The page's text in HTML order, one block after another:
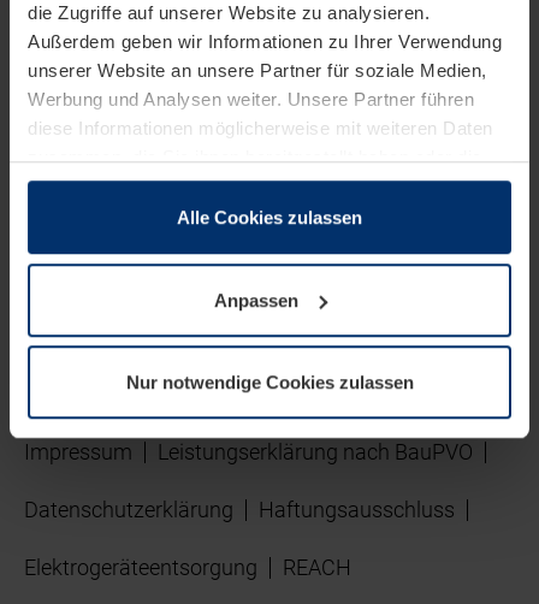
die Zugriffe auf unserer Website zu analysieren.
Außerdem geben wir Informationen zu Ihrer Verwendung
unserer Website an unsere Partner für soziale Medien,
Werbung und Analysen weiter. Unsere Partner führen
diese Informationen möglicherweise mit weiteren Daten
zusammen, die Sie ihnen bereitgestellt haben oder die
sie im Rahmen Ihrer Nutzung der Dienste gesammelt
wenn diese für den Betrieb dieser Seite unbedingt
notwendig sind. Für alle anderen Cookie-Typen benötigen
wir Ihre Erlaubnis. Ihre Einwilligung können Sie jederzeit
Datenschutzerklärungunserer Website ändern oder
widerrufen.
Alle Cookies zulassen
Anpassen
Nur notwendige Cookies zulassen
Standardfarbe: RAL 5014 Taubenblau
Impressum
Leistungserklärung nach BauPVO
Datenschutzerklärung Haftungsausschluss
Elektrogeräteentsorgung REACH